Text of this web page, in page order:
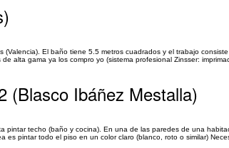
El baño tiene 5.5 metros cuadrados y el trabajo
alta gama ya los compro yo (sistema profesional Zinsser:
(Blasco Ibáñez Mestalla)
techo (baño y cocina). En una de las paredes de una
pintar todo el piso en un color claro (blanco, roto o similar)